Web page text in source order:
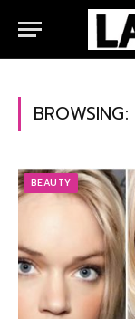
BROWSING:
BEAUTY